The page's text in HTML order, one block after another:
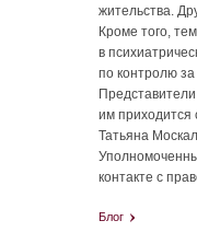
жительства.
Кроме того,
в
по контролю
им приходится
Татьяна
контакте с
Блог